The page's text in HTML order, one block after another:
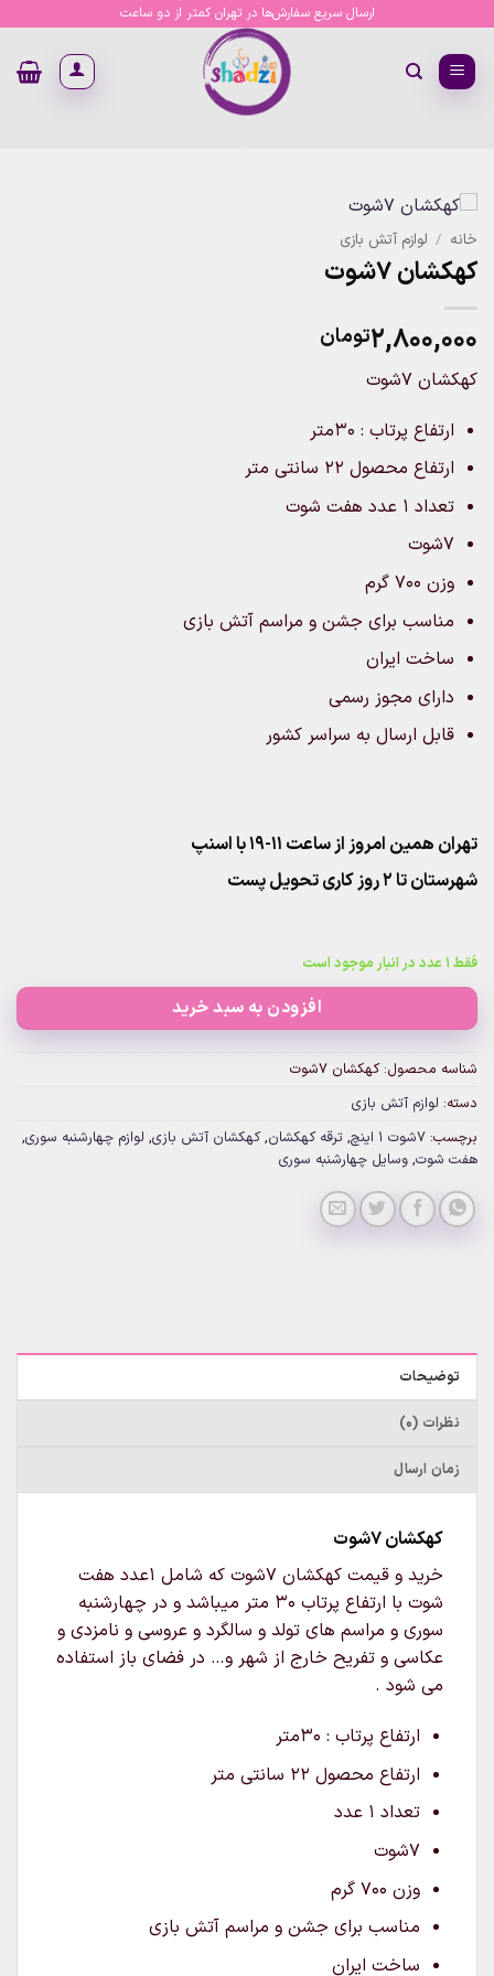
content
ارسال سریع سفارش‌ها در تهران کمتر از دو ساعت
خانه / لوازم آتش بازی
کهکشان 7شوت
۲,۸۰۰,۰۰۰تومان
کهکشان 7شوت
ارتفاع پرتاب : 30متر
ارتفاع محصول 22 سانتی متر
تعداد ۱ عدد هفت شوت
7شوت
وزن 700 گرم
مناسب برای جشن و مراسم آتش بازی
ساخت ایران
دارای مجوز رسمی
قابل ارسال به سراسر کشور
تهران همین امروز از ساعت ۱۱-۱۹ با اسنپ
شهرستان تا 2 روز کاری تحویل پست
فقط 1 عدد در انبار موجود است
افزودن به سبد خرید
شناسه محصول:کهکشان 7شوت
دسته: لوازم آتش بازی
برچسب: 7شوت 1 اینچ , ترقه کهکشان,کهکشان آتش بازی, لوازم چهارشنبه سوری,
هفت شوت, وسایل چهارشنبه سوری
توضیحات
نظرات (0)
زمان ارسال
کهکشان 7شوت
خرید و قیمت کهکشان 7شوت که شامل 1عدد هفت
شوت با ارتفاع پرتاب 30 متر میباشد و در چهارشنبه
سوری و مراسم های تولد و سالگرد و عروسی و نامزدی و
عکاسی و تفریح خارج از شهر و… در فضای باز استفاده
می شود .
ارتفاع پرتاب : 30متر
ارتفاع محصول 22 سانتی متر
تعداد ۱ عدد
7شوت
وزن 700 گرم
مناسب برای جشن و مراسم آتش بازی
ساخت ایران